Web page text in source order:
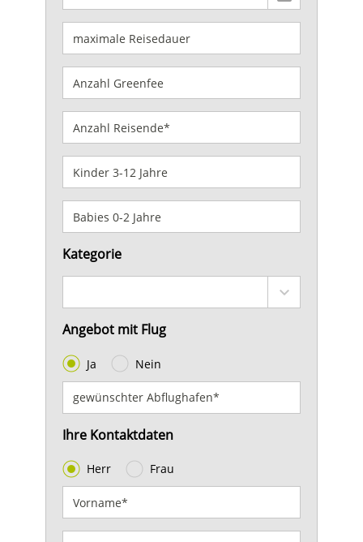
Kategorie
Angebot mit Flug
Ja Nein
Ihre Kontaktdaten
Herr Frau